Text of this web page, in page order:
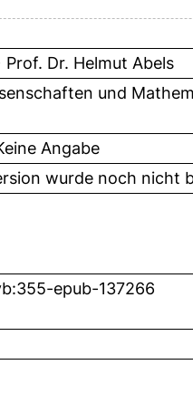
Dr. Helmut Abels
und
Angabe
wurde noch nicht
epub-137266